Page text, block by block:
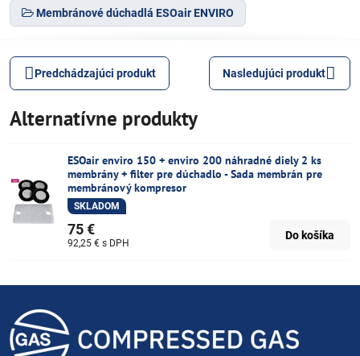
Membránové dúchadlá ESOair ENVIRO
Predchádzajúci produkt Nasledujúci produkt
Alternatívne produkty
ESOair enviro 150 + enviro 200 náhradné diely 2 ks
membrány + filter pre dúchadlo - Sada membrán pre
membránový kompresor
SKLADOM
75 €
92,25 € s DPH
Do košíka